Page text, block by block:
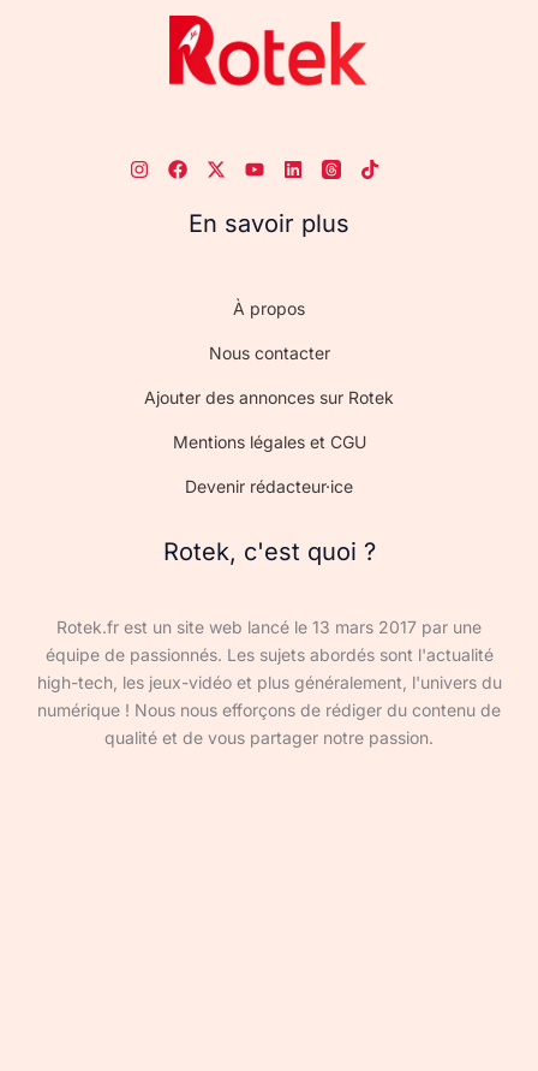
En savoir plus
À propos
Nous contacter
Ajouter des annonces sur Rotek
Mentions légales et CGU
Devenir rédacteur·ice
Rotek, c'est quoi ?
Rotek.fr est un site web lancé le 13 mars 2017 par une
équipe de passionnés. Les sujets abordés sont l'actualité
high-tech, les jeux-vidéo et plus généralement, l'univers du
numérique ! Nous nous efforçons de rédiger du contenu de
qualité et de vous partager notre passion.